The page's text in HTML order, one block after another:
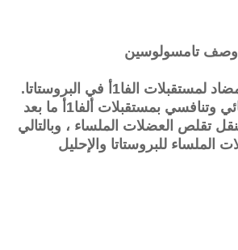
وصفتامسولوسين
هو مضاد لمستقبلات الفا1أ في البروستاتا.
يرتبط بشكل انتقائي وتنافسي بمستقبلات ألفا1أ ما بعد
تقلص العضلات الملساء ، وبالتالي
الملساء للبروستاتا والإحليل